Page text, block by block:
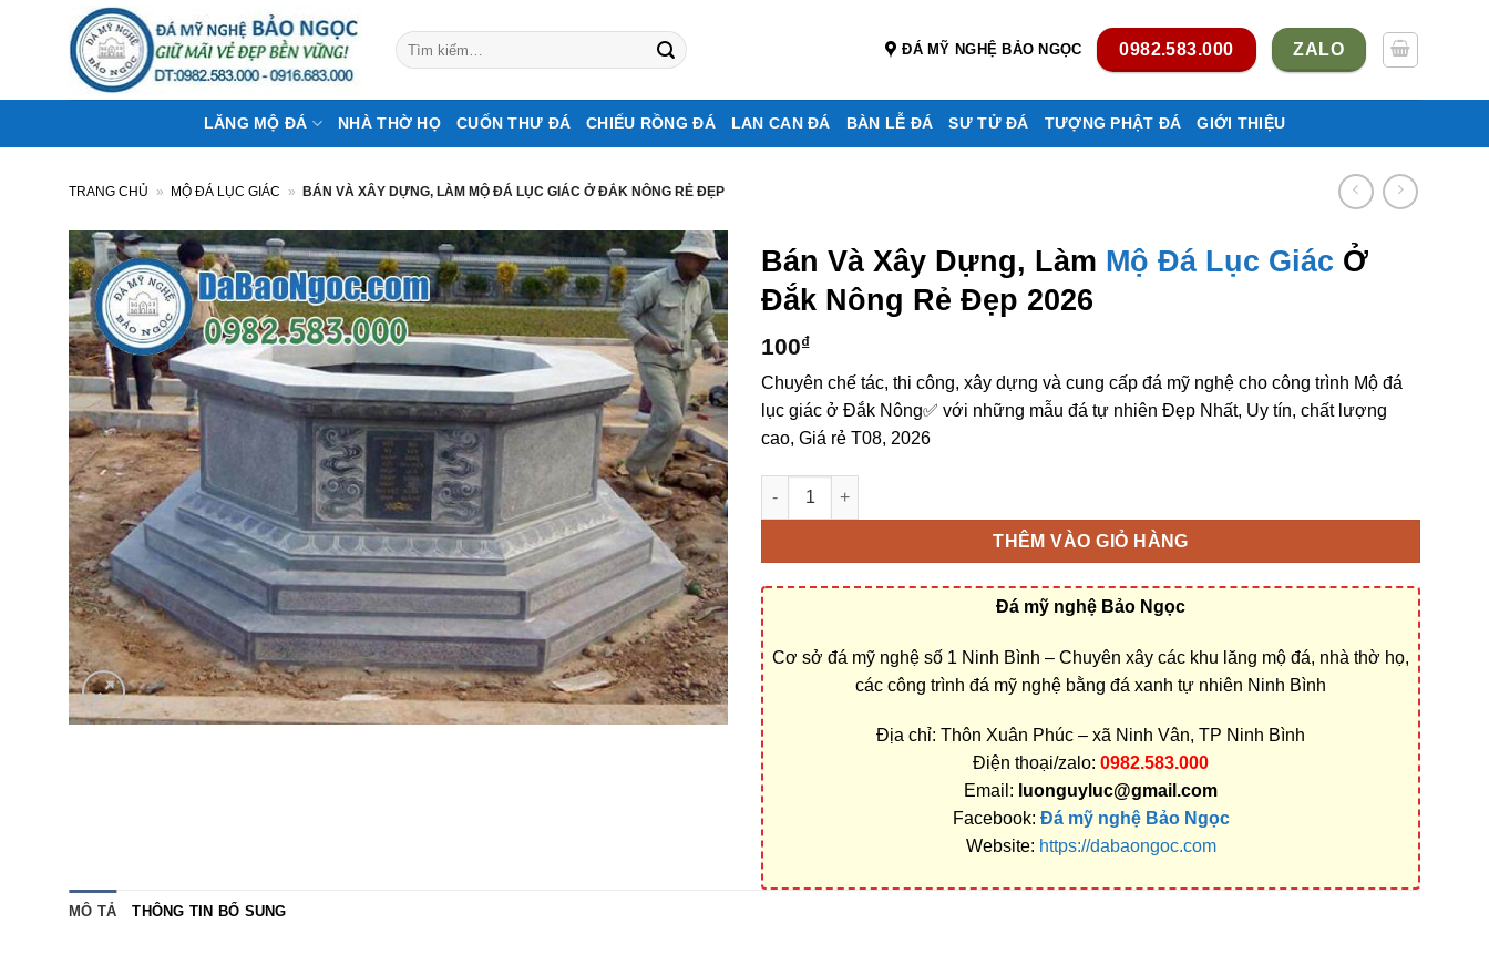
dung
Tìm
kiếm:
ĐÁ MỸ NGHỆ BẢO NGỌC 0982.583.000 ZALO
LĂNG MỘ ĐÁ NHÀ THỜ HỌ CUỐN THƯ ĐÁ CHIẾU RỒNG ĐÁ LAN CAN ĐÁ BÀN LỄ ĐÁ SƯ TỬ ĐÁ TƯỢNG PHẬT ĐÁ GIỚI THIỆU
TRANG CHỦ » MỘ ĐÁ LỤC GIÁC » BÁN VÀ XÂY DỰNG, LÀM MỘ ĐÁ LỤC GIÁC Ở ĐẮK NÔNG RẺ ĐẸP
Bán Và Xây Dựng, Làm Mộ Đá Lục Giác Ở
Đắk Nông Rẻ Đẹp 2026
100₫
Chuyên chế tác, thi công, xây dựng và cung cấp đá mỹ nghệ cho công trình Mộ đá
lục giác ở Đắk Nông✅ với những mẫu đá tự nhiên Đẹp Nhất, Uy tín, chất lượng
cao, Giá rẻ T08, 2026
Bán và xây dựng, làm Mộ đá lục giác ở Đắk Nông rẻ đẹp số lượng
THÊM VÀO GIỎ HÀNG
Đá mỹ nghệ Bảo Ngọc
Cơ sở đá mỹ nghệ số 1 Ninh Bình – Chuyên xây các khu lăng mộ đá, nhà thờ họ,
các công trình đá mỹ nghệ bằng đá xanh tự nhiên Ninh Bình
Địa chỉ: Thôn Xuân Phúc – xã Ninh Vân, TP Ninh Bình
Điện thoại/zalo: 0982.583.000
Email: luonguyluc@gmail.com
Facebook: Đá mỹ nghệ Bảo Ngọc
Website: https://dabaongoc.com
MÔ TẢ THÔNG TIN BỔ SUNG